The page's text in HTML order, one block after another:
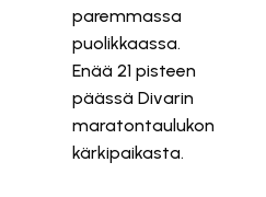
paremmassa
puolikkaassa.
Enää 21 pisteen
päässä Divarin
maratontaulukon
kärkipaikasta.